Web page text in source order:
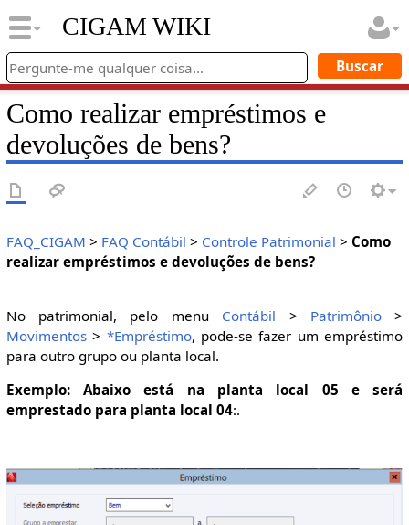
CIGAM WIKI
Como realizar empréstimos e
devoluções de bens?
FAQ_CIGAM > FAQ Contábil > Controle Patrimonial > Como
realizar empréstimos e devoluções de bens?
No patrimonial, pelo menu Contábil > Patrimônio>
Movimentos> *Empréstimo, pode-se fazer um empréstimo
para outro grupo ou planta local.
Exemplo: Abaixo está na planta local 05 e será
emprestado para planta local 04:.